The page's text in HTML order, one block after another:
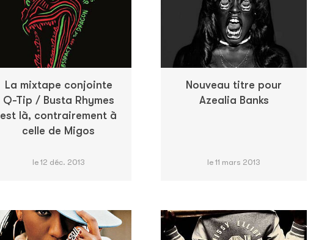
La mixtape conjointe
Q-Tip / Busta Rhymes
est là, contrairement à
celle de Migos
le 12 déc. 2013
Nouveau titre pour
Azealia Banks
le 11 mars 2013